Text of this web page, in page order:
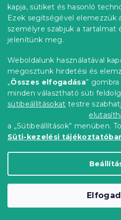
kapja, sütiket és hasonló
Ezek segítségével elemezzük
személyre szabjuk a tartalmat
jelenítünk meg.
Weboldalunk használatával
megosztunk hirdetési és
„Összes elfogadása”
minden választható süti
sütibeállításokat testre
a „Sütibeállítások” menüben.
Süti-kezelési
Renforcé pamut
ALPHORA színes
Raktáron(>10 db)
-15% "MINUSZ15"